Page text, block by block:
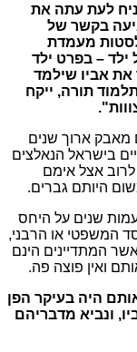
לעת עתה את
בקשר של
לסטות מעמדת
– בפרט ילד
את אביו שילמד
תורה, ייקח
מאבק ארוך שנים
בישראל הנאלצים
אצל אימם
היותם גברים.
שנים על היחס
המשפטי או הרבני,
המתדיינים הינם
ואין פוצה פה.
היה בעיקר הפן
ונביא מדבריהם